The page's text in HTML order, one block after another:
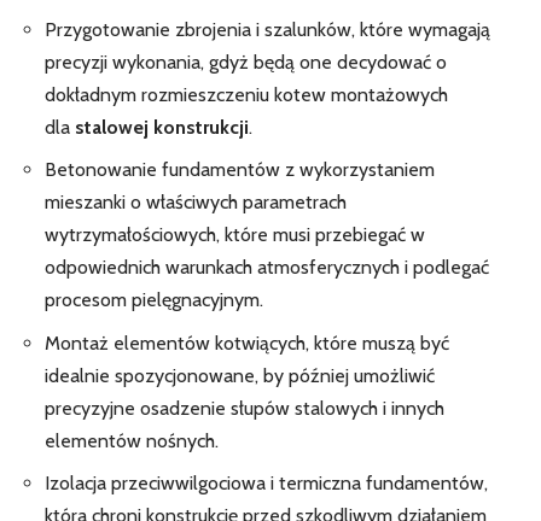
Przygotowanie zbrojenia i szalunków, które wymagają
precyzji wykonania, gdyż będą one decydować o
dokładnym rozmieszczeniu kotew montażowych
dla stalowej konstrukcji.
Betonowanie fundamentów z wykorzystaniem
mieszanki o właściwych parametrach
wytrzymałościowych, które musi przebiegać w
odpowiednich warunkach atmosferycznych i podlegać
procesom pielęgnacyjnym.
Montaż elementów kotwiących, które muszą być
idealnie spozycjonowane, by później umożliwić
precyzyjne osadzenie słupów stalowych i innych
elementów nośnych.
Izolacja przeciwwilgociowa i termiczna fundamentów,
która chroni konstrukcję przed szkodliwym działaniem